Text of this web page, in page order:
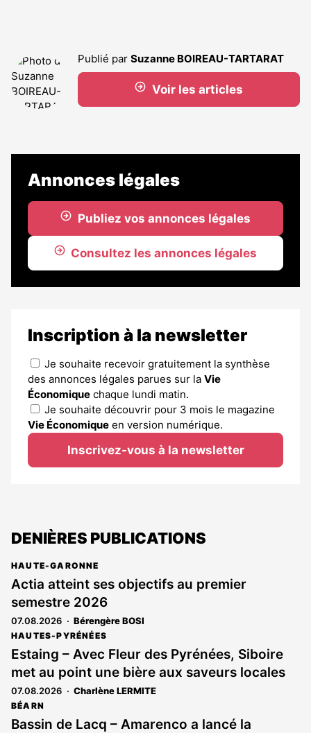
Publié par Suzanne BOIREAU-TARTARAT
Voir les articles
Annonces légales
Publiez vos annonces légales
Consultez les annonces légales
Inscription à la newsletter
Je souhaite recevoir gratuitement la synthèse
des annonces légales parues sur la Vie
Économique chaque lundi matin.
Je souhaite découvrir pour 3 mois le magazine
Vie Économique en version numérique.
Inscrivez-vous à la newsletter
DENIÈRES PUBLICATIONS
HAUTE-GARONNE
Actia atteint ses objectifs au premier
semestre 2026
07.08.2026 Bérengère BOSI
HAUTES-PYRÉNÉES
Estaing – Avec Fleur des Pyrénées, Siboire
met au point une bière aux saveurs locales
07.08.2026 Charlène LERMITE
BÉARN
Bassin de Lacq – Amarenco a lancé la